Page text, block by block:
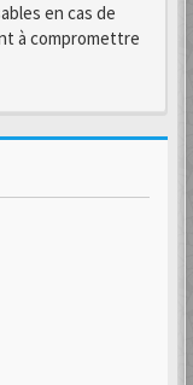
en cas de
à compromettre